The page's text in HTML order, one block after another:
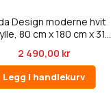
Design moderne hvit
80 cm x 180 cm x 31...
2 490,00 kr
Legg i handlekurv